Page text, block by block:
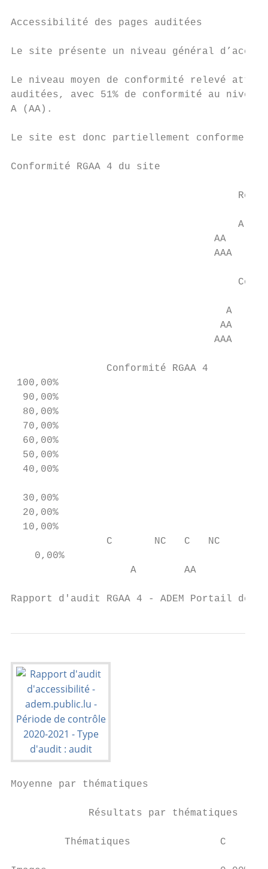
Accessibilité des pages auditées
Le site présente un niveau général
Le niveau moyen de conformité relevé
auditées, avec 51% de conformité au
A (AA).
Le site est donc partiellement conforme.
Conformité RGAA 4 du site
A
AA
AAA
A
AA
AAA
Conformité RGAA 4
100,00%
  90,00%
  80,00%
  70,00%
  60,00%
50,00%
40,00%
  30,00%
  20,00%
  10,00%
C       NC   C   NC
    0,00%
A        AA
Rapport d'audit RGAA 4 - ADEM
Moyenne par thématiques
             Résultats par thématiques
Thématiques               C